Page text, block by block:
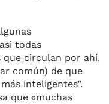
todas
que circulan por ahí.
común) de que
inteligentes”.
que «muchas